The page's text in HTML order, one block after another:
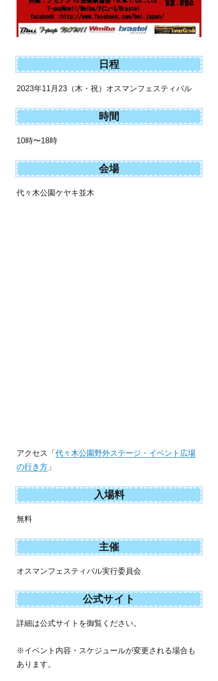
日程
2023年11月23（木・祝）オスマンフェスティバル
時間
10時〜18時
会場
代々木公園ケヤキ並木
アクセス「代々木公園野外ステージ・イベント広場
の行き方 」
入場料
無料
主催
オスマンフェスティバル実行委員会
公式サイト
詳細は公式サイトを御覧ください。
※イベント内容・スケジュールが変更される場合も
あります。